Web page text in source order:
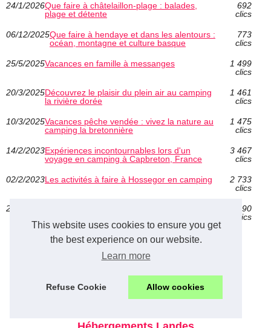
This website uses cookies to ensure you get
the best experience on our website.
Learn more
Refuse Cookie Allow cookies
24/1/2026Que faire à châtelaillon-plage : balades,
plage et détente
692
clics
06/12/2025Que faire à hendaye et dans les alentours :
océan, montagne et culture basque
773
clics
25/5/2025Vacances en famille à messanges
1 499
clics
20/3/2025Découvrez le plaisir du plein air au camping
la rivière dorée
1 461
clics
10/3/2025Vacances pêche vendée : vivez la nature au
camping la bretonnière
1 475
clics
14/2/2023Expériences incontournables lors d'un
voyage en camping à Capbreton, France
3 467
clics
02/2/2023Les activités à faire à Hossegor en camping
2 733
clics
27/7/2016
5 490
clics
Paintball loisirs landes